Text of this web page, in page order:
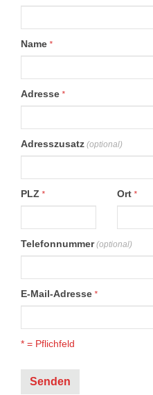
Name *
Adresse *
Adresszusatz (optional)
PLZ * Ort *
Telefonnummer (optional)
E-Mail-Adresse *
* = Pflichfeld